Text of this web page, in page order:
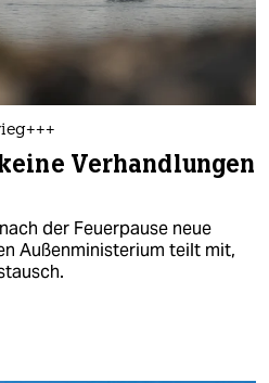
Verhandlungen
der Feuerpause neue
Außenministerium teilt mit,